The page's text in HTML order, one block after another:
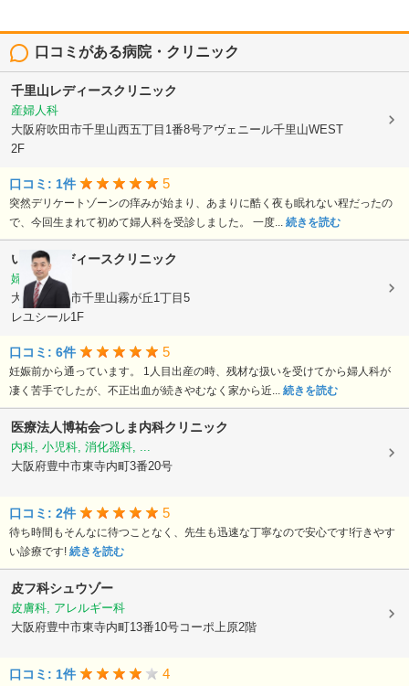
口コミがある病院・クリニック
千里山レディースクリニック
産婦人科
大阪府吹田市千里山西五丁目1番8号アヴェニール千里山WEST
2F
口コミ: 1件 5
突然デリケートゾーンの痒みが始まり、あまりに酷く夜も眠れない程だったの
で、今回生まれて初めて婦人科を受診しました。 一度... 続きを読む
いとうレディースクリニック
婦人科
大阪府吹田市千里山霧が丘1丁目5
レユシール1F
口コミ: 6件 5
妊娠前から通っています。 1人目出産の時、残材な扱いを受けてから婦人科が
凄く苦手でしたが、不正出血が続きやむなく家から近... 続きを読む
医療法人博祐会つしま内科クリニック
内科, 小児科, 消化器科, ...
大阪府豊中市東寺内町3番20号
口コミ: 2件 5
待ち時間もそんなに待つことなく、先生も迅速な丁寧なので安心です!行きやす
い診療です! 続きを読む
皮フ科シュウゾー
皮膚科, アレルギー科
大阪府豊中市東寺内町13番10号コーポ上原2階
口コミ: 1件 4